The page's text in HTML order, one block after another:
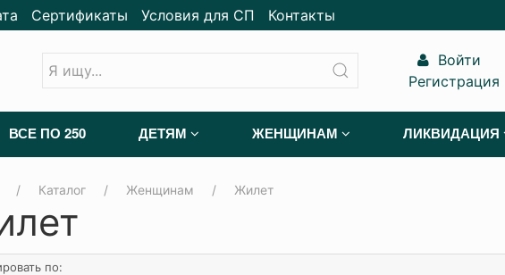
Сертификаты Условия для СП Контакты
Войти
Регистрация
ВСЕ ПО 250 ДЕТЯМ ЖЕНЩИНАМ ЛИКВИДАЦИЯ
Каталог Женщинам Жилет
по: